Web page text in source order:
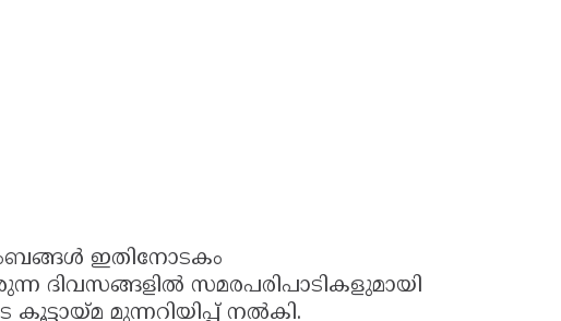
ഇതിനോടകം
ദിവസങ്ങളിൽ സമരപരിപാടികളുമായി
മുന്നറിയിപ്പ് നൽകി.